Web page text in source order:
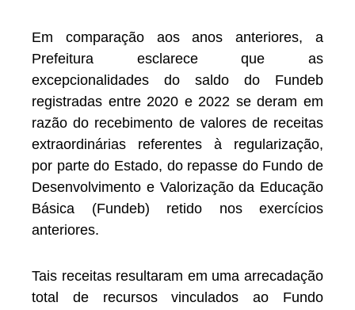
Em comparação aos anos anteriores, a
Prefeitura esclarece que as
excepcionalidades do saldo do Fundeb
registradas entre 2020 e 2022 se deram em
razão do recebimento de valores de receitas
extraordinárias referentes à regularização,
por parte do Estado, do repasse do Fundo de
Desenvolvimento e Valorização da Educação
Básica (Fundeb) retido nos exercícios
anteriores.
Tais receitas resultaram em uma arrecadação
total de recursos vinculados ao Fundo